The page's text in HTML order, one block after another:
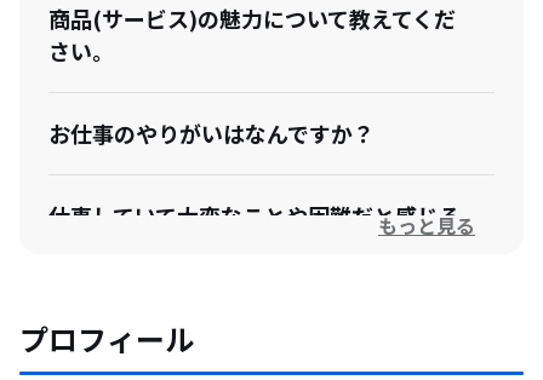
商品(サービス)の魅力について教えてくだ
さい。
お仕事のやりがいはなんですか？
仕事していて大変なことや困難だと感じる
今後の展望や、挑戦してみたいことについ
て教えてください。
もっと見る
プロフィール